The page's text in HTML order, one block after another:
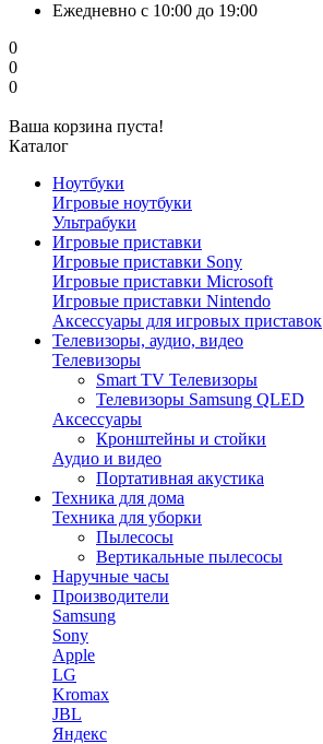
Ежедневно с 10:00 до 19:00
0
0
0
Ваша корзина пуста!
Каталог
Ноутбуки
Игровые ноутбуки
Ультрабуки
Игровые приставки
Игровые приставки Sony
Игровые приставки Microsoft
Игровые приставки Nintendo
Аксессуары для игровых приставок
Телевизоры, аудио, видео
Телевизоры
Smart TV Телевизоры
Телевизоры Samsung QLED
Аксессуары
Кронштейны и стойки
Аудио и видео
Портативная акустика
Техника для дома
Техника для уборки
Пылесосы
Вертикальные пылесосы
Наручные часы
Производители
Samsung
Sony
Apple
LG
Kromax
JBL
Яндекс